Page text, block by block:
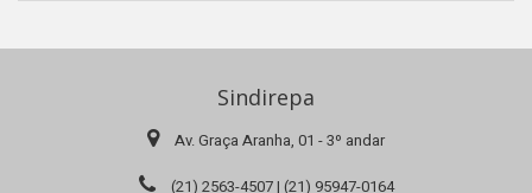
Sindirepa
Av. Graça Aranha, 01 - 3º andar
(21) 2563-4507 | (21) 95947-0164